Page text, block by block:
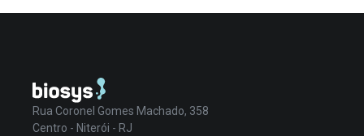
Rua Coronel Gomes Machado, 358
Centro - Niterói - RJ